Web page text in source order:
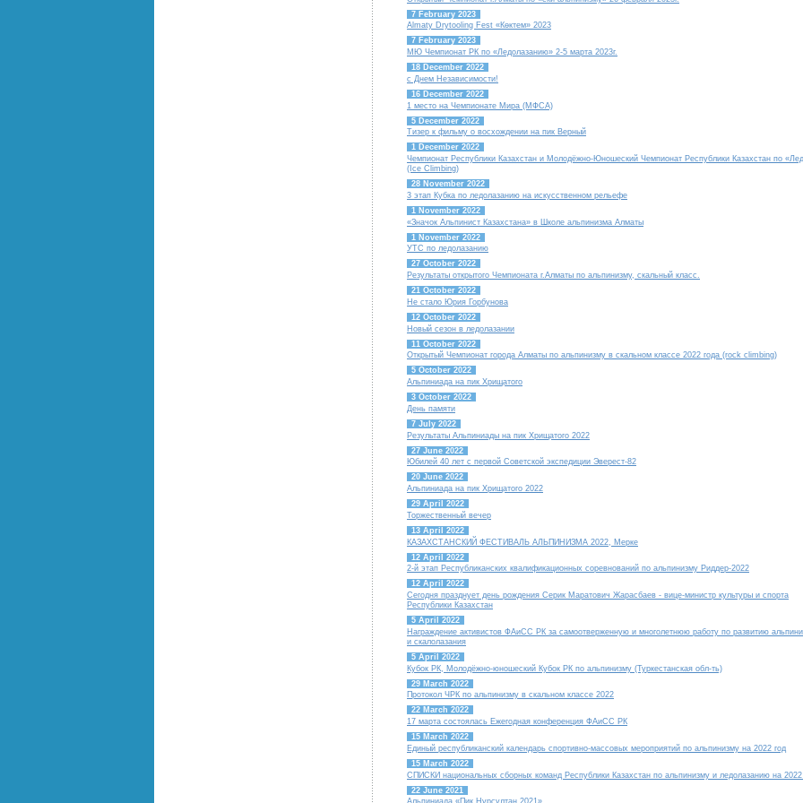
7 February 2023
Almaty Drytooling Fest «Көктем» 2023
7 February 2023
МЮ Чемпионат РК по «Ледолазанию» 2-5 марта 2023г.
18 December 2022
с Днем Независимости!
16 December 2022
1 место на Чемпионате Мира (МФСА)
5 December 2022
Тизер к фильму о восхождении на пик Верный
1 December 2022
Чемпионат Республики Казахстан и Молодёжно-Юношеский Чемпионат Республики Казахстан по
(Ice Climbing)
28 November 2022
3 этап Кубка по ледолазанию на искусственном рельефе
1 November 2022
«Значок Альпинист Казахстана» в Школе альпинизма Алматы
1 November 2022
УТС по ледолазанию
27 October 2022
Результаты открытого Чемпионата г.Алматы по альпинизму, скальный класс.
21 October 2022
Не стало Юрия Горбунова
12 October 2022
Новый сезон в ледолазании
11 October 2022
Открытый Чемпионат города Алматы по альпинизму в скальном классе 2022 года (rock climbing)
5 October 2022
Альпиниада на пик Хрищатого
3 October 2022
День памяти
7 July 2022
Результаты Альпиниады на пик Хрищатого 2022
27 June 2022
Юбилей 40 лет с первой Советской экспедиции Эверест-82
20 June 2022
Альпиниада на пик Хрищатого 2022
29 April 2022
Торжественный вечер
13 April 2022
КАЗАХСТАНСКИЙ ФЕСТИВАЛЬ АЛЬПИНИЗМА 2022, Мерке
12 April 2022
2-й этап Республиканских квалификационных соревнований по альпинизму Риддер-2022
12 April 2022
Сегодня празднует день рождения Серик Маратович Жарасбаев - вице-министр культуры и спорта
Республики Казахстан
5 April 2022
Награждение активистов ФАиСС РК за самоотверженную и многолетнюю работу по развитию
и скалолазания
5 April 2022
Кубок РК, Молодёжно-юношеский Кубок РК по альпинизму (Туркестанская обл-ть)
29 March 2022
Протокол ЧРК по альпинизму в скальном классе 2022
22 March 2022
17 марта состоялась Ежегодная конференция ФАиСС РК
15 March 2022
Единый республиканский календарь спортивно-массовых мероприятий по альпинизму на 2022 год
15 March 2022
СПИСКИ национальных сборных команд Республики Казахстан по альпинизму и ледолазанию на 2022
22 June 2021